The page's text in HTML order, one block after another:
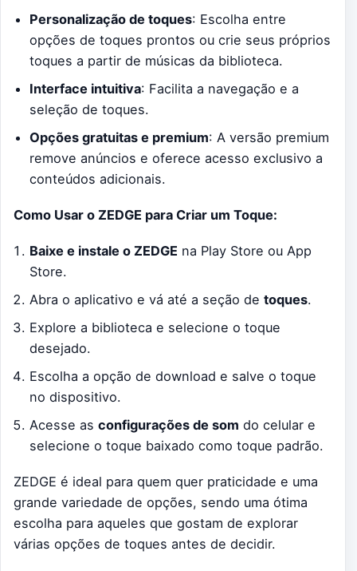
Personalização de toques: Escolha entre
opções de toques prontos ou crie seus próprios
toques a partir de músicas da biblioteca.
Interface intuitiva: Facilita a navegação e a
seleção de toques.
Opções gratuitas e premium: A versão premium
remove anúncios e oferece acesso exclusivo a
conteúdos adicionais.
Como Usar o ZEDGE para Criar um Toque:
Baixe e instale o ZEDGE na Play Store ou App
Store.
Abra o aplicativo e vá até a seção detoques.
Explore a biblioteca e selecione o toque
desejado.
Escolha a opção de download e salve o toque
no dispositivo.
Acesse asconfigurações de som do celular e
selecione o toque baixado como toque padrão.
ZEDGE é ideal para quem quer praticidade e uma
grande variedade de opções, sendo uma ótima
escolha para aqueles que gostam de explorar
várias opções de toques antes de decidir.